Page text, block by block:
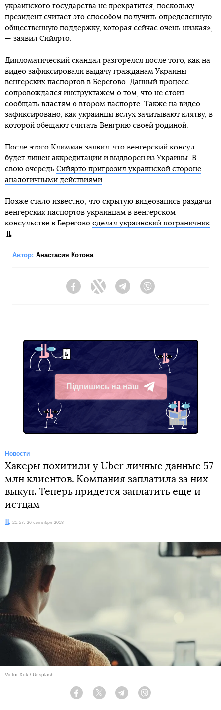
украинского государства не прекратится, поскольку
президент считает это способом получить определенную
общественную поддержку, которая сейчас очень низкая»,
— заявил Сийярто.
Дипломатический скандал разгорелся после того, как на
видео зафиксировали выдачу гражданам Украины
венгерских паспортов в Берегово. Данный процесс
сопровождался инструктажем о том, что не стоит
сообщать властям о втором паспорте. Также на видео
зафиксировано, как украинцы вслух зачитывают клятву, в
которой обещают считать Венгрию своей родиной.
После этого Климкин заявил, что венгерский консул
будет лишен аккредитации и выдворен из Украины. В
свою очередь Сийярто пригрозил украинской стороне
аналогичными действиями.
Позже стало известно, что скрытую видеозапись раздачи
венгерских паспортов украинцам в венгерском
консульстве в Берегово сделал украинский пограничник.
Автор: Анастасия Котова
FacebookTwitter Telegram
Підпишись на наш
Telegram
Новости
Хакеры похитили у Uber личные данные 57
млн клиентов. Компания заплатила за них
выкуп. Теперь придется заплатить еще и
истцам
Дата:21:57, 26 сентября 2018
Victor Xok / Unsplash
Facebook Twitter Telegram